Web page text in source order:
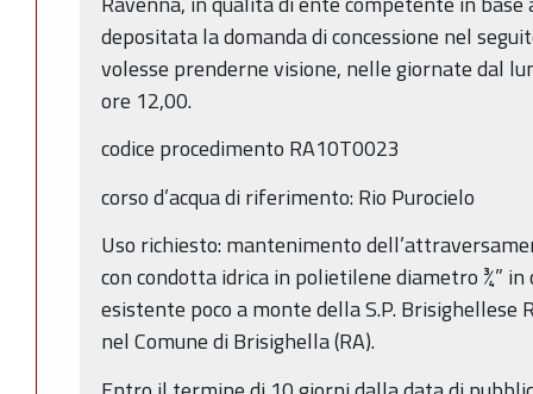
depositata la domanda di concessione nel
volesse prenderne visione, nelle giornate dal
ore 12,00.
codice procedimento RA10T0023
corso d’acqua di riferimento: Rio Purocielo
Uso richiesto: mantenimento
con condotta idrica in polietilene diametro ¾”
esistente poco a monte della S.P. Brisighellese
nel Comune di Brisighella (RA).